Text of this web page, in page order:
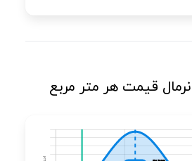
نرمال قیمت هر متر مربع